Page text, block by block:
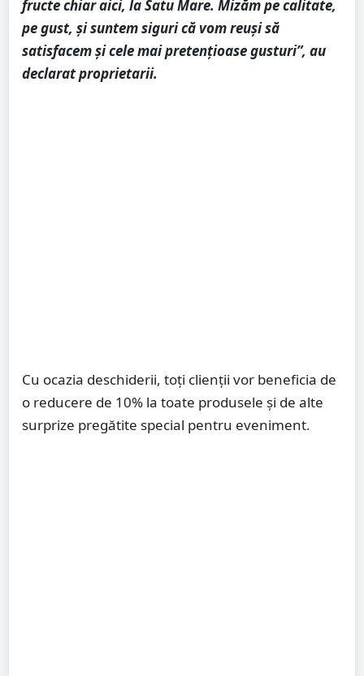
fructe chiar aici, la Satu Mare. Mizăm pe calitate,
pe gust, și suntem siguri că vom reuși să
satisfacem și cele mai pretențioase gusturi”, au
declarat proprietarii.
Cu ocazia deschiderii, toți clienții vor beneficia de
o reducere de 10% la toate produsele și de alte
surprize pregătite special pentru eveniment.